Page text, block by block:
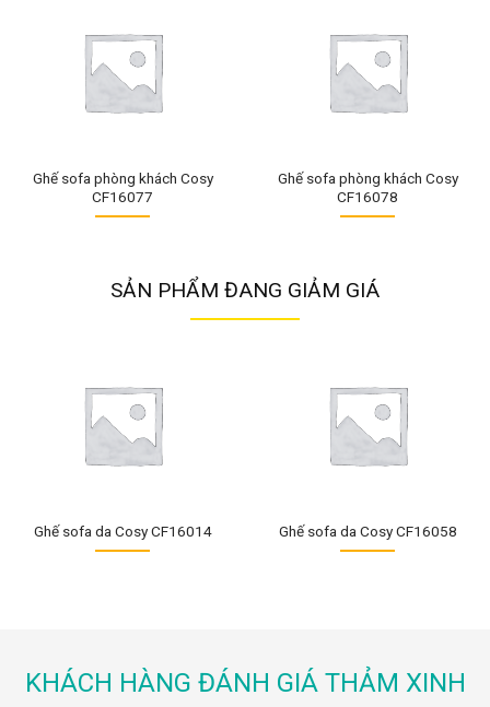
Ghế sofa phòng khách Cosy
CF16077
Ghế sofa phòng khách Cosy
CF16078
SẢN PHẨM ĐANG GIẢM GIÁ
Ghế sofa da Cosy CF16014 Ghế sofa da Cosy CF16058
KHÁCH HÀNG ĐÁNH GIÁ THẢM XINH